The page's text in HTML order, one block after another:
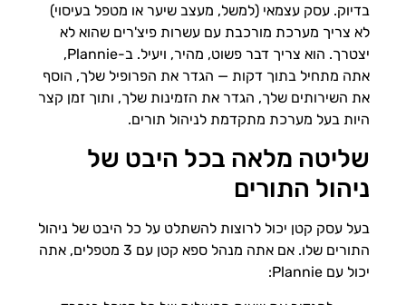
בדיוק. עסק עצמאי (למשל, מעצב שיער או מטפל בעיסוי)
לא צריך מערכת מורכבת עם עשרות פיצ'רים שהוא לא
יצטרך. הוא צריך דבר פשוט, מהיר, ויעיל. ב-Plannie,
אתה מתחיל בתוך דקות — הגדר את הפרופיל שלך, הוסף
את השירותים שלך, הגדר את הזמינות שלך, ותוך זמן קצר
היות בעל מערכת מתקדמת לניהול תורים.
שליטה מלאה בכל היבט של
ניהול התורים
בעל עסק קטן יכול לרוצות להשתלט על כל היבט של ניהול
התורים שלו. אם אתה מנהל ספא קטן עם 3 מטפלים, אתה
יכול עם Plannie: